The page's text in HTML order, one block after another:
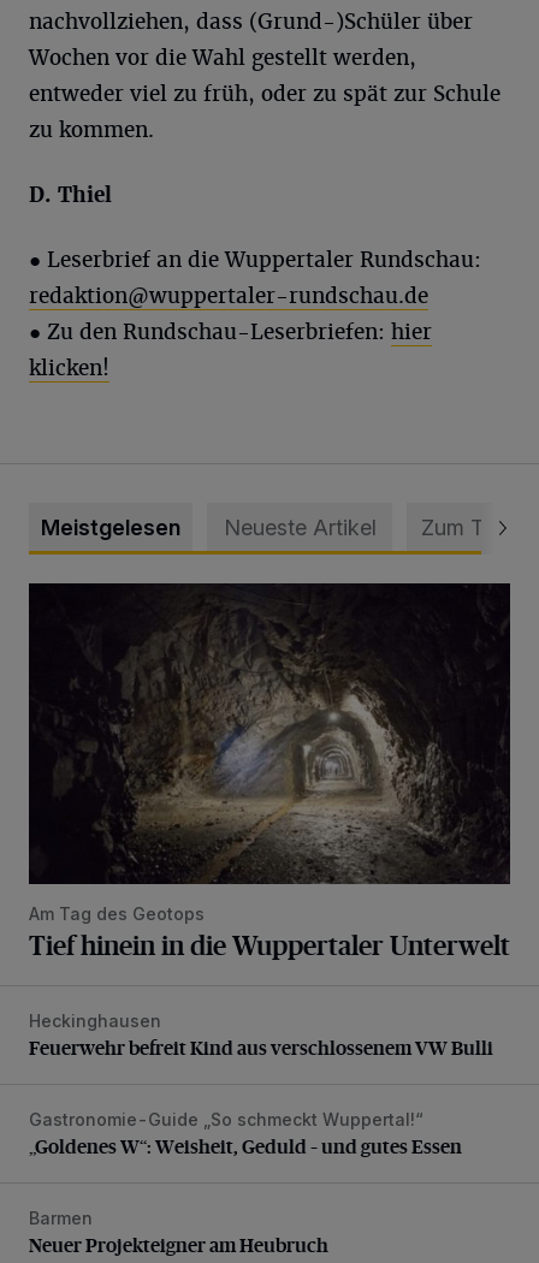
nachvollziehen, dass (Grund-)Schüler über
Wochen vor die Wahl gestellt werden,
entweder viel zu früh, oder zu spät zur Schule
zu kommen.
D. Thiel
● Leserbrief an die Wuppertaler Rundschau:
redaktion@wuppertaler-rundschau.de
● Zu den Rundschau-Leserbriefen: hier
klicken!
Meistgelesen Neueste Artikel Zum Thema
Am Tag des Geotops
Tief hinein in die Wuppertaler Unterwelt
Feuerwehr befreit Kind aus verschlossenem VW Bulli
Heckinghausen
Feuerwehr befreit Kind aus verschlossenem VW Bulli
„Goldenes W“: Weisheit, Geduld – und gutes Essen
Gastronomie-Guide „So schmeckt Wuppertal!“
„Goldenes W“: Weisheit, Geduld – und gutes Essen
Neuer Projekteigner am Heubruch
Barmen
Neuer Projekteigner am Heubruch